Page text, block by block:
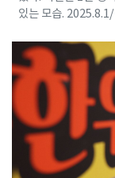
있는 모습.